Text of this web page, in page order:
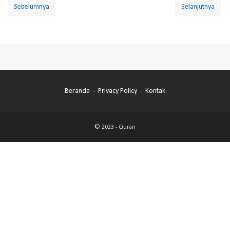
Sebelumnya Selanjutnya
Beranda Privacy Policy Kontak
© 2023 - Quran